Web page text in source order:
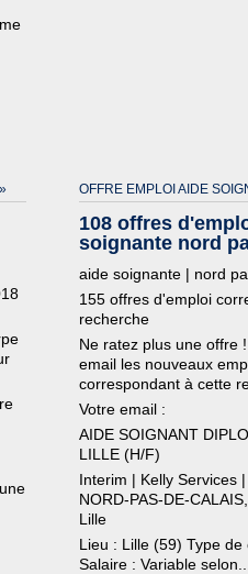
OFFRE EMPLOI AIDE
108 offres
soignante nord
aide soignante | nord
155 offres d'emploi
recherche
Ne ratez plus une offre
email les nouveaux
correspondant à cette
Votre email :
AIDE SOIGNANT
LILLE (H/F)
Interim | Kelly Services
NORD-PAS-DE-
Lille
Lieu : Lille (59) Type
Salaire : Variable